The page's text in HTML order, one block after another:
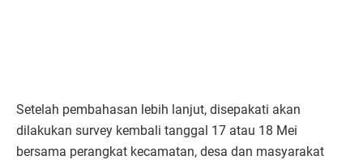
Setelah pembahasan lebih lanjut, disepakati akan
dilakukan survey kembali tanggal 17 atau 18 Mei
bersama perangkat kecamatan, desa dan masyarakat